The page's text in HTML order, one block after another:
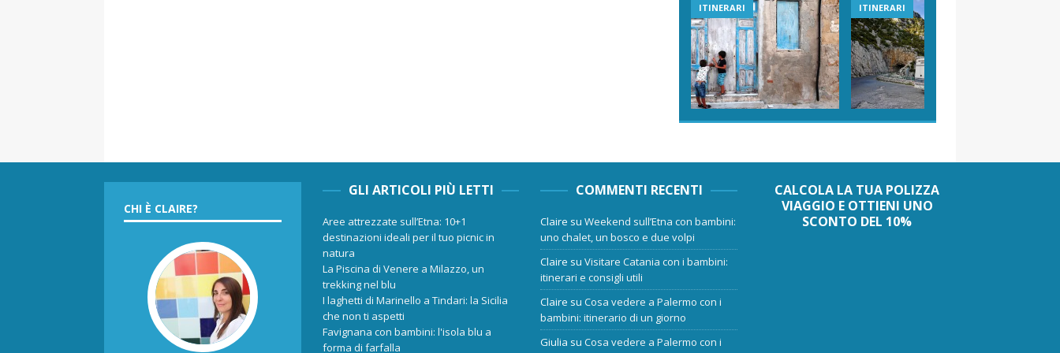
ITINERARI ITINERARI
CHI È CLAIRE?
GLI ARTICOLI PIÙ LETTI
Aree attrezzate sull’Etna: 10+1
destinazioni ideali per il tuo picnic in
natura
La Piscina di Venere a Milazzo, un
trekking nel blu
I laghetti di Marinello a Tindari: la Sicilia
che non ti aspetti
Favignana con bambini: l'isola blu a
forma di farfalla
COMMENTI RECENTI
Claire suWeekend sull’Etna con bambini:
uno chalet, un bosco e due volpi
Claire suVisitare Catania con i bambini:
itinerari e consigli utili
Claire suCosa vedere a Palermo con i
bambini: itinerario di un giorno
Giulia suCosa vedere a Palermo con i
CALCOLA LA TUA POLIZZA
VIAGGIO E OTTIENI UNO
SCONTO DEL 10%